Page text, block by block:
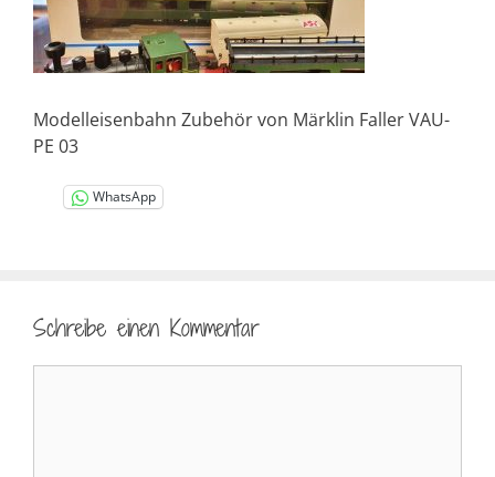
Modelleisenbahn Zubehör von Märklin Faller VAU-
PE 03
WhatsApp
Schreibe einen Kommentar